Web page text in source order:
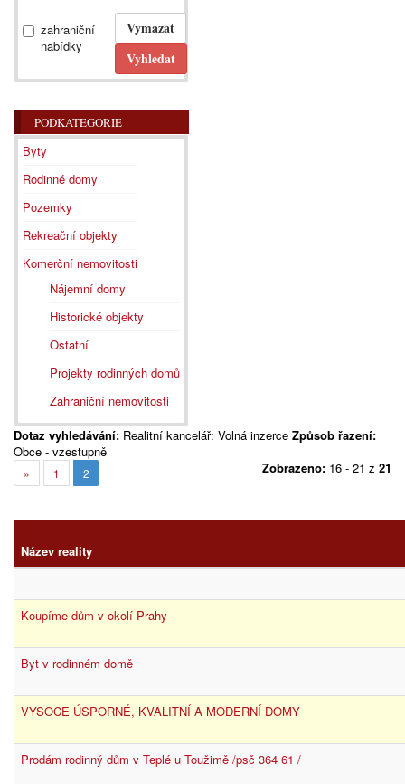
zahraniční
nabídky
PODKATEGORIE
Byty
Rodinné domy
Pozemky
Rekreační objekty
Komerční nemovitosti
Nájemní domy
Historické objekty
Ostatní
Projekty rodinných domů
Zahraniční nemovitosti
Dotaz vyhledávání: Realitní kancelář: Volná inzerce Způsob řazení:
Obce - vzestupně
» 1 2 Zobrazeno: 16 - 21 z 21
Název reality
Koupíme dům v okolí Prahy
Byt v rodinném domě
VYSOCE ÚSPORNÉ, KVALITNÍ A MODERNÍ DOMY
Prodám rodinný dům v Teplé u Toužimě /psč 364 61 /